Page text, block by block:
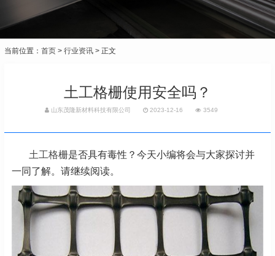
当前位置： 首页 > 行业资讯 > 正文
土工格栅使用安全吗？
山东茂隆新材料科技有限公司 2023-12-16 3549
土工格栅是否具有毒性？今天小编将会与大家探讨并
一同了解。请继续阅读。